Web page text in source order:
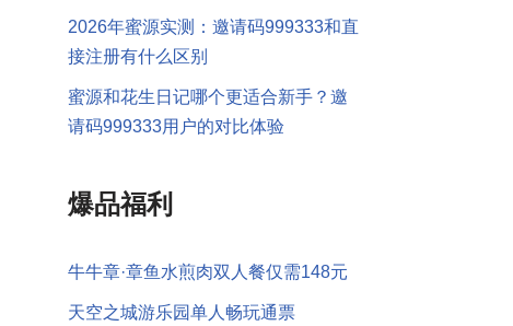
2026年蜜源实测：邀请码999333和直
接注册有什么区别
蜜源和花生日记哪个更适合新手？邀
请码999333用户的对比体验
爆品福利
牛牛章·章鱼水煎肉双人餐仅需148元
天空之城游乐园单人畅玩通票